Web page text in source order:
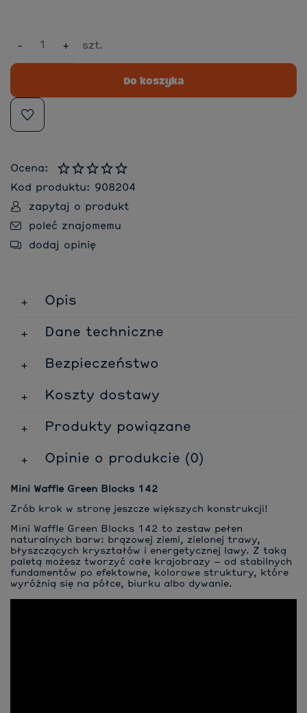
- + szt.
Do koszyka
Ocena:
Kod produktu:
908204
zapytaj o produkt
poleć znajomemu
dodaj opinię
Opis
Dane techniczne
Bezpieczeństwo
Koszty dostawy
Produkty powiązane
Opinie o produkcie (0)
Mini Waffle Green Blocks 142
Zrób krok w stronę jeszcze większych konstrukcji!
Mini Waffle Green Blocks 142 to zestaw pełen
naturalnych barw: brązowej ziemi, zielonej trawy,
błyszczących kryształów i energetycznej lawy. Z taką
paletą możesz tworzyć całe krajobrazy – od stabilnych
fundamentów po efektowne, kolorowe struktury, które
wyróżnią się na półce, biurku albo dywanie.